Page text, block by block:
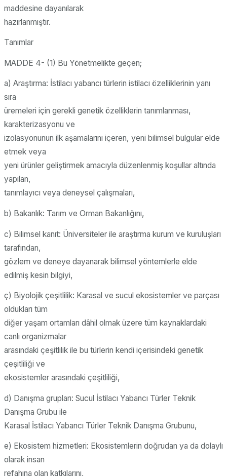
maddesine dayanılarak
hazırlanmıştır.
Tanımlar
MADDE 4- (1) Bu Yönetmelikte geçen;
a) Araştırma: İstilacı yabancı türlerin istilacı özelliklerinin yanı
sıra
üremeleri için gerekli genetik özelliklerin tanımlanması,
karakterizasyonu ve
izolasyonunun ilk aşamalarını içeren, yeni bilimsel bulgular elde
etmek veya
yeni ürünler geliştirmek amacıyla düzenlenmiş koşullar altında
yapılan,
tanımlayıcı veya deneysel çalışmaları,
b) Bakanlık: Tarım ve Orman Bakanlığını,
c) Bilimsel kanıt: Üniversiteler ile araştırma kurum ve kuruluşları
tarafından,
gözlem ve deneye dayanarak bilimsel yöntemlerle elde
edilmiş kesin bilgiyi,
ç) Biyolojik çeşitlilik: Karasal ve sucul ekosistemler ve parçası
oldukları tüm
diğer yaşam ortamları dâhil olmak üzere tüm kaynaklardaki
canlı organizmalar
arasındaki çeşitlilik ile bu türlerin kendi içerisindeki genetik
çeşitliliği ve
ekosistemler arasındaki çeşitliliği,
d) Danışma grupları: Sucul İstilacı Yabancı Türler Teknik
Danışma Grubu ile
Karasal İstilacı Yabancı Türler Teknik Danışma Grubunu,
e) Ekosistem hizmetleri: Ekosistemlerin doğrudan ya da dolaylı
olarak insan
refahına olan katkılarını,